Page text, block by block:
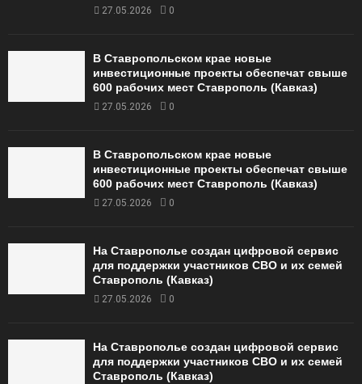
27.05.2026 0
В Ставропольском крае новые
инвестиционные проекты обеспечат свыше
600 рабочих мест Ставрополь (Кавказ)
27.05.2026 0
В Ставропольском крае новые
инвестиционные проекты обеспечат свыше
600 рабочих мест Ставрополь (Кавказ)
27.05.2026 0
На Ставрополье создан цифровой сервис
для поддержки участников СВО и их семей
Ставрополь (Кавказ)
27.05.2026 0
На Ставрополье создан цифровой сервис
для поддержки участников СВО и их семей
Ставрополь (Кавказ)